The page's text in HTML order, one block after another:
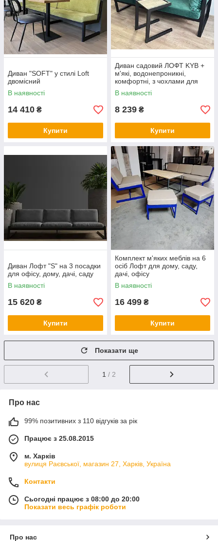
Диван "SOFT" у стилі Loft
двомісний
В наявності
14 410 ₴
Купити
Диван садовий ЛОФТ KYB +
м'які, водонепроникні,
комфортні, з чохлами для
дому, дачі на тера
В наявності
8 239 ₴
Купити
Диван Лофт "S" на 3 посадки
для офісу, дому, дачі, саду
В наявності
15 620 ₴
Купити
Комплект м'яких меблів на 6
осіб Лофт для дому, саду,
дачі, офісу
В наявності
16 499 ₴
Купити
Показати ще
1 / 2
Про нас
99% позитивних з 110 відгуків за рік
Працює з 25.08.2015
м. Харків
вулиця Раєвської, магазин 27, Харків, Україна
Контакти
Сьогодні працює з 08:00 до 20:00
Показати весь графік роботи
Про нас